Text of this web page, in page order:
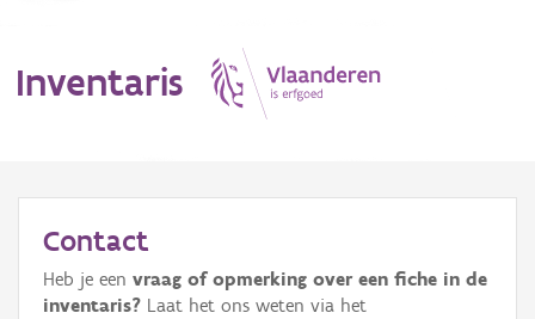
Inventaris
Erfgoedobject
Contact
Heb je een vraag of opmerking over een fiche in de
inventaris? Laat het ons weten via het